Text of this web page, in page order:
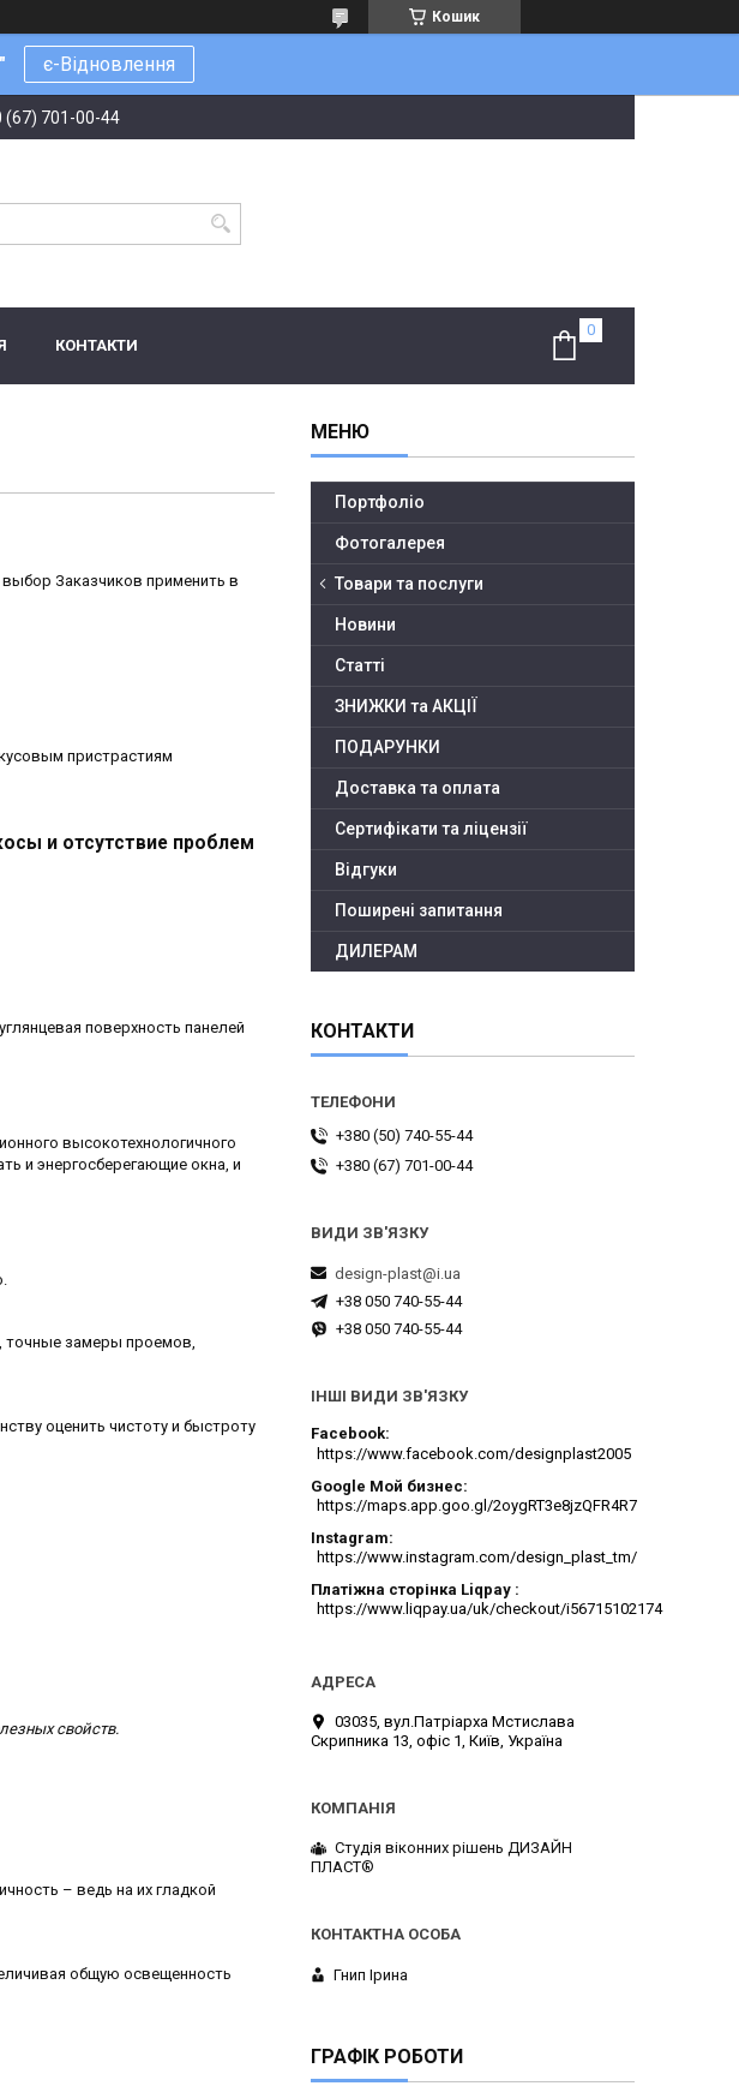
Кошик
є-Відновлення
(67) 701-00-44
КОНТАКТИ
Заказчиков применить в
пристрастиям
и отсутствие проблем
поверхность панелей
высокотехнологичного
и энергосберегающие окна, и
точные замеры проемов,
оценить чистоту и быстроту
свойств.
– ведь на их гладкой
общую освещенность
Портфоліо
Фотогалерея
Товари та послуги
Новини
Статті
ЗНИЖКИ та АКЦІЇ
ПОДАРУНКИ
Доставка та оплата
Сертифікати та ліцензії
Відгуки
Поширені запитання
ДИЛЕРАМ
КОНТАКТИ
+380 (50) 740-55-44
+380 (67) 701-00-44
design-plast@i.ua
+38 050 740-55-44
+38 050 740-55-44
ІНШІ ВИДИ ЗВ'ЯЗКУ
Facebook
https://www.facebook.com/designplast2005
Google Мой бизнес
https://maps.app.goo.gl/2oygRT3e8jzQFR4R7
Instagram
https://www.instagram.com/design_plast_tm/
Платіжна сторінка Liqpay
https://www.liqpay.ua/uk/checkout/i56715102174
03035, вул.Патріарха Мстислава
Скрипника 13, офіс 1, Київ, Україна
Студія віконних рішень ДИЗАЙН
ПЛАСТ®
Гнип Ірина
ГРАФІК РОБОТИ